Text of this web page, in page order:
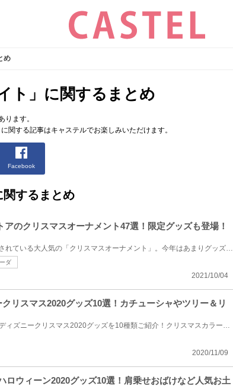
め
ト」に関するまとめ
ります。
関する記事はキャステルでお楽しみいただけます。
Facebook
関するまとめ
アのクリスマスオーナメント47選！限定グッズも登場！
毎年ディズニーストアで発売されている大人気の「クリスマスオーナメント」。今年はあまりグッズ化され...
ダ
2021/10/04
クリスマス2020グッズ10選！カチューシャやツリー＆リ
2020年11月2日（月）発売のディズニークリスマス2020グッズを10種類ご紹介！クリスマスカラーのカチュー...
2020/11/09
ロウィーン2020グッズ10選！肩乗せおばけなど人気お土